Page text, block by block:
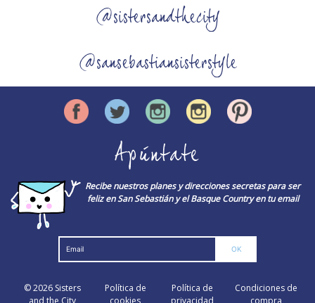
@sistersandthecity
@sansebastiansisterstyle
Apúntate
Recibe nuestros planes y direcciones secretas para ser
feliz en San Sebastián y el Basque Country en tu email
© 2026 Sisters
and the City
Política de
cookies
Política de
privacidad
Condiciones de
compra